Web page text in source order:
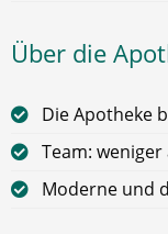
Über die
Die Apotheke
Team:
Moderne und